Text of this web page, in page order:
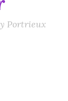
Portrieux